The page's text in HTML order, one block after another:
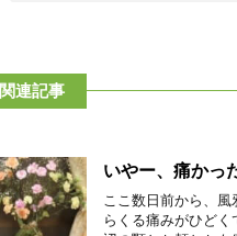
関連記事
いやー、痛かっ
ここ数日前から、
らくる痛みがひど